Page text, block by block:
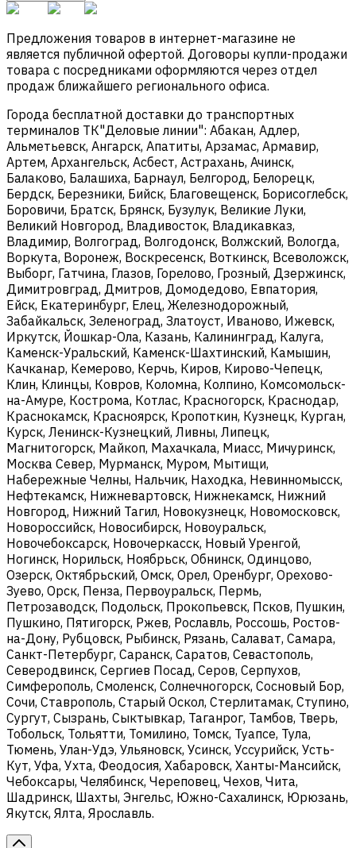
Предложения товаров в интернет-магазине не
является публичной офертой. Договоры купли-продажи
товара с посредниками оформляются через отдел
продаж ближайшего регионального офиса.
Города бесплатной доставки до транспортных
терминалов ТК"Деловые линии": Абакан, Адлер,
Альметьевск, Ангарск, Апатиты, Арзамас, Армавир,
Артем, Архангельск, Асбест, Астрахань, Ачинск,
Балаково, Балашиха, Барнаул, Белгород, Белорецк,
Бердск, Березники, Бийск, Благовещенск, Борисоглебск,
Боровичи, Братск, Брянск, Бузулук, Великие Луки,
Великий Новгород, Владивосток, Владикавказ,
Владимир, Волгоград, Волгодонск, Волжский, Вологда,
Воркута, Воронеж, Воскресенск, Воткинск, Всеволожск,
Выборг, Гатчина, Глазов, Горелово, Грозный, Дзержинск,
Димитровград, Дмитров, Домодедово, Евпатория,
Ейск, Екатеринбург, Елец, Железнодорожный,
Забайкальск, Зеленоград, Златоуст, Иваново, Ижевск,
Иркутск, Йошкар-Ола, Казань, Калининград, Калуга,
Каменск-Уральский, Каменск-Шахтинский, Камышин,
Качканар, Кемерово, Керчь, Киров, Кирово-Чепецк,
Клин, Клинцы, Ковров, Коломна, Колпино, Комсомольск-
на-Амуре, Кострома, Котлас, Красногорск, Краснодар,
Краснокамск, Красноярск, Кропоткин, Кузнецк, Курган,
Курск, Ленинск-Кузнецкий, Ливны, Липецк,
Магнитогорск, Майкоп, Махачкала, Миасс, Мичуринск,
Москва Север, Мурманск, Муром, Мытищи,
Набережные Челны, Нальчик, Находка, Невинномысск,
Нефтекамск, Нижневартовск, Нижнекамск, Нижний
Новгород, Нижний Тагил, Новокузнецк, Новомосковск,
Новороссийск, Новосибирск, Новоуральск,
Новочебоксарск, Новочеркасск, Новый Уренгой,
Ногинск, Норильск, Ноябрьск, Обнинск, Одинцово,
Озерск, Октябрьский, Омск, Орел, Оренбург, Орехово-
Зуево, Орск, Пенза, Первоуральск, Пермь,
Петрозаводск, Подольск, Прокопьевск, Псков, Пушкин,
Пушкино, Пятигорск, Ржев, Рославль, Россошь, Ростов-
на-Дону, Рубцовск, Рыбинск, Рязань, Салават, Самара,
Санкт-Петербург, Саранск, Саратов, Севастополь,
Северодвинск, Сергиев Посад, Серов, Серпухов,
Симферополь, Смоленск, Солнечногорск, Сосновый Бор,
Сочи, Ставрополь, Старый Оскол, Стерлитамак, Ступино,
Сургут, Сызрань, Сыктывкар, Таганрог, Тамбов, Тверь,
Тобольск, Тольятти, Томилино, Томск, Туапсе, Тула,
Тюмень, Улан-Удэ, Ульяновск, Усинск, Уссурийск, Усть-
Кут, Уфа, Ухта, Феодосия, Хабаровск, Ханты-Мансийск,
Чебоксары, Челябинск, Череповец, Чехов, Чита,
Шадринск, Шахты, Энгельс, Южно-Сахалинск, Юрюзань,
Якутск, Ялта, Ярославль.